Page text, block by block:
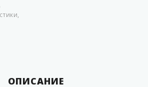
ОПИСАНИЕ